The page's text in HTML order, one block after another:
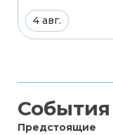
4 авг.
События
Предстоящие